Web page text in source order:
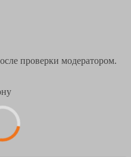
проверки модератором.